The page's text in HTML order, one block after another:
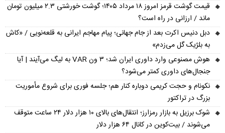
قیمت گوشت قرمز امروز ۱۸ مرداد ۱۴۰۵؛ گوشت خورشتی ۲.۳ میلیون تومان
ماند / ارزانی در راه است؟
دبل دنیس اکرت بعد از جام جهانی؛ پیام مهاجم ایرانی به قلعه‌نویی / «کاش
به بلژیک گل می‌زدم»
هوش مصنوعی وارد داوری ایران شد؛ ۳ ون VAR به لیگ می‌آیند | آیا
جنجال‌های داوری کمتر می‌شود؟
نکونام و حجت کریمی دوباره کنار هم؛ جلسه فوری برای شروع مأموریت
بزرگ در تراکتور
شوک برزیل به بازار رمزارز؛ انتقال‌های بالای ۱۰ هزار دلار ۲۴ ساعت متوقف
می‌شوند / بیت‌کوین در کانال ۶۴ هزار دلار